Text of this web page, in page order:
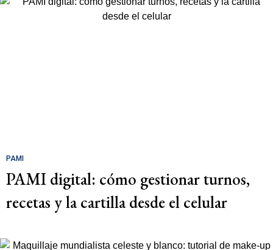
PAMI
PAMI digital: cómo gestionar turnos,
recetas y la cartilla desde el celular